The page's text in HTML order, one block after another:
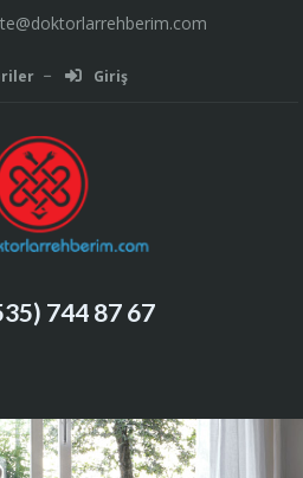
Giriş
744 87 67